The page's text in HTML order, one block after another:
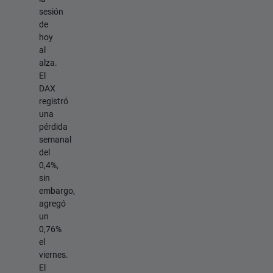
sesión
de
hoy
al
alza.
El
DAX
registró
una
pérdida
semanal
del
0,4%,
sin
embargo,
agregó
un
0,76%
el
viernes.
El